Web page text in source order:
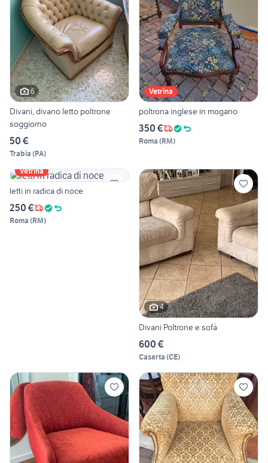
6
Divani, divano letto poltrone
soggiorno
50 €
Trabia (PA)
Vetrina
poltrona inglese in mogano
350 €
Roma (RM)
Vetrina
letti in radica di noce
250 €
Roma (RM)
4
Divani Poltrone e sofà
600 €
Caserta (CE)